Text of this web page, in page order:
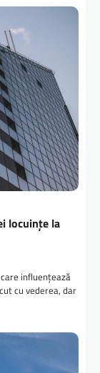
locuințe la
influențează
cu vederea, dar